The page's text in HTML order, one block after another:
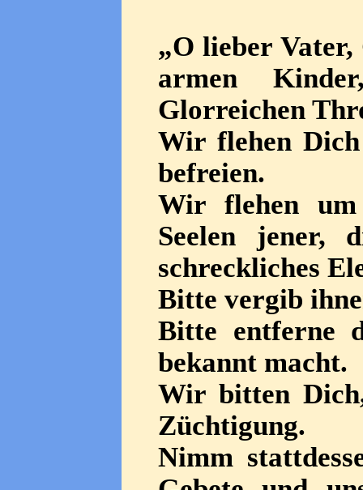
„O lieber
armen
Glorreichen
Wir flehen
befreien.
Wir flehen
Seelen jener,
schreckliches
Bitte vergib
Bitte entferne
bekannt macht.
Wir bitten
Züchtigung.
Nimm